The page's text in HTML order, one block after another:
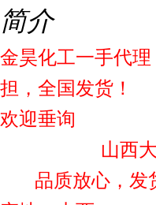
简介
金昊化工一手代
担，全国发货！
欢迎垂询
山西
品质放心，发